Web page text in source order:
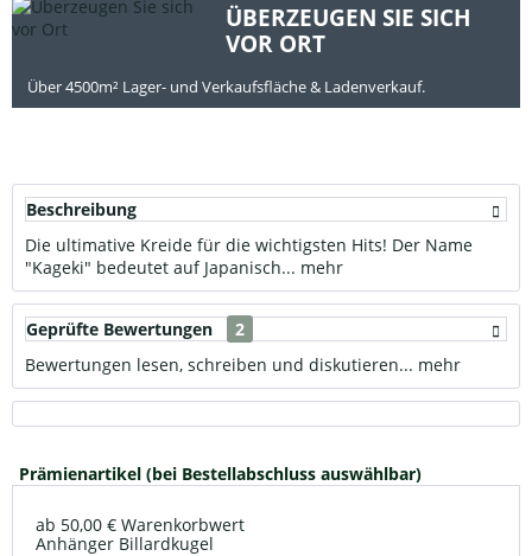
ÜBERZEUGEN SIE SICH
VOR ORT
Über 4500m² Lager- und Verkaufsfläche & Ladenverkauf.
Beschreibung
Die ultimative Kreide für die wichtigsten Hits! Der Name
"Kageki" bedeutet auf Japanisch... mehr
Geprüfte Bewertungen
2
Bewertungen lesen, schreiben und diskutieren... mehr
Prämienartikel (bei Bestellabschluss auswählbar)
ab 50,00 € Warenkorbwert
Anhänger Billardkugel